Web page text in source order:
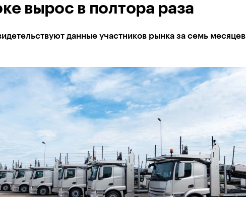
вырос в полтора раза
данные участников рынка за семь месяцев